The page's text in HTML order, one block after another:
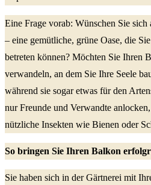
Eine Frage vorab: Wünschen Sie sich
– eine gemütliche, grüne Oase, die
betreten können? Möchten Sie Ihren
verwandeln, an dem Sie Ihre Seele
während sie sogar etwas für den
nur Freunde und Verwandte
nützliche Insekten wie Bienen oder
So bringen Sie Ihren Balkon
Sie haben sich in der Gärtnerei mit